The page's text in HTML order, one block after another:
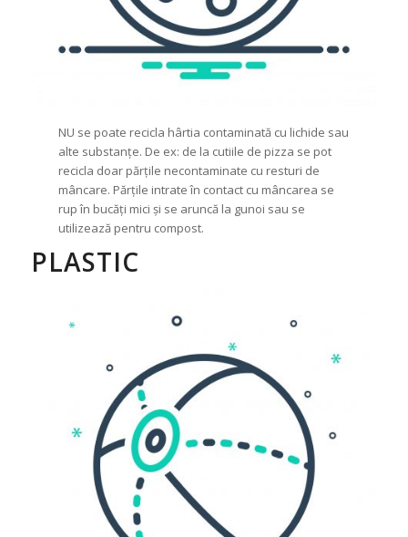
NU se poate recicla hârtia contaminată cu lichide sau
alte substanțe. De ex: de la cutiile de pizza se pot
recicla doar părțile necontaminate cu resturi de
mâncare. Părțile intrate în contact cu mâncarea se
rup în bucăți mici și se aruncă la gunoi sau se
utilizează pentru compost.
PLASTIC